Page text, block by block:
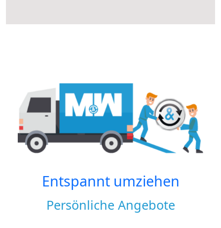
Entspannt umziehen
Persönliche Angebote